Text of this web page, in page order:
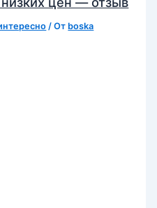
/ От boska